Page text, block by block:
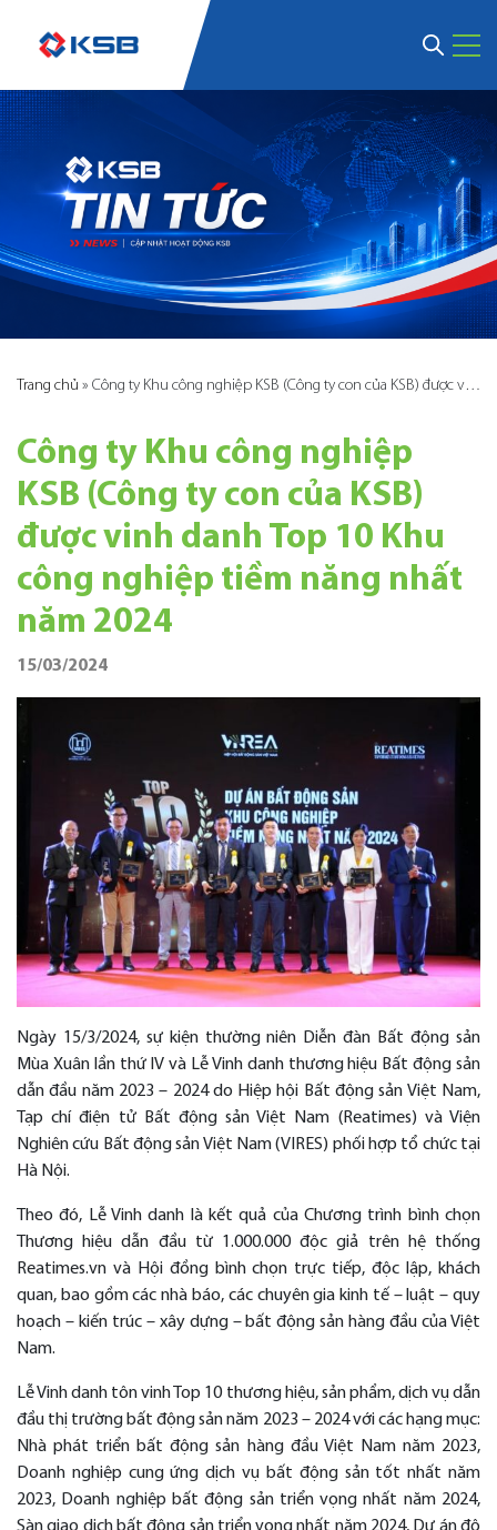
Trang chủ » Công ty Khu công nghiệp KSB (Công ty con của KSB) được vinh danh Top 10 Khu công nghiệp tiềm năng nhất năm 2024
Công ty Khu công nghiệp
KSB (Công ty con của KSB)
được vinh danh Top 10 Khu
công nghiệp tiềm năng nhất
năm 2024
15/03/2024
Ngày 15/3/2024, sự kiện thường niên Diễn đàn Bất động sản
Mùa Xuân lần thứ IV và Lễ Vinh danh thương hiệu Bất động sản
dẫn đầu năm 2023 – 2024 do Hiệp hội Bất động sản Việt Nam,
Tạp chí điện tử Bất động sản Việt Nam (Reatimes) và Viện
Nghiên cứu Bất động sản Việt Nam (VIRES) phối hợp tổ chức tại
Hà Nội.
Theo đó, Lễ Vinh danh là kết quả của Chương trình bình chọn
Thương hiệu dẫn đầu từ 1.000.000 độc giả trên hệ thống
Reatimes.vn và Hội đồng bình chọn trực tiếp, độc lập, khách
quan, bao gồm các nhà báo, các chuyên gia kinh tế – luật – quy
hoạch – kiến trúc – xây dựng – bất động sản hàng đầu của Việt
Nam.
Lễ Vinh danh tôn vinh Top 10 thương hiệu, sản phẩm, dịch vụ dẫn
đầu thị trường bất động sản năm 2023 – 2024 với các hạng mục:
Nhà phát triển bất động sản hàng đầu Việt Nam năm 2023,
Doanh nghiệp cung ứng dịch vụ bất động sản tốt nhất năm
2023, Doanh nghiệp bất động sản triển vọng nhất năm 2024,